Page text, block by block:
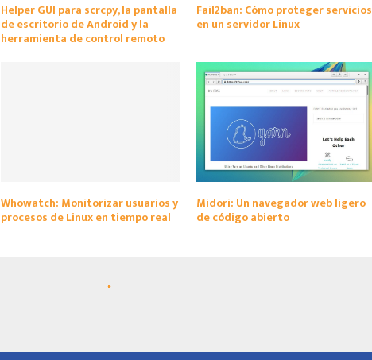
Helper GUI para scrcpy, la pantalla
de escritorio de Android y la
herramienta de control remoto
Fail2ban: Cómo proteger servicios
en un servidor Linux
Whowatch: Monitorizar usuarios y
procesos de Linux en tiempo real
Midori: Un navegador web ligero
de código abierto